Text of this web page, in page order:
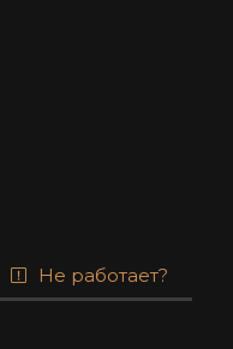
Не работает?